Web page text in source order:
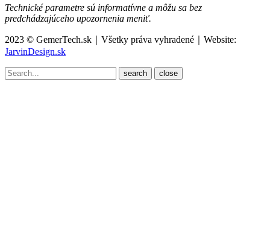
Technické parametre sú informatívne a môžu sa bez
predchádzajúceho upozornenia meniť.
2023 © GemerTech.sk｜Všetky práva vyhradené｜Website:
JarvinDesign.sk
close